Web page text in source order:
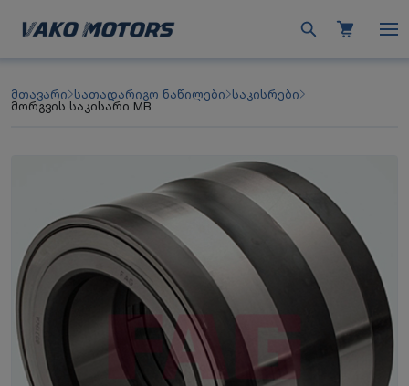
მთავარი სათადარიგო ნაწილები საკისრები
მორგვის საკისარი MB